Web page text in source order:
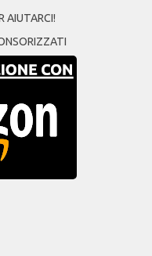
AIUTARCI!